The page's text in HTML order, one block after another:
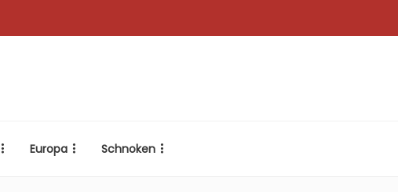
Europa Schnoken